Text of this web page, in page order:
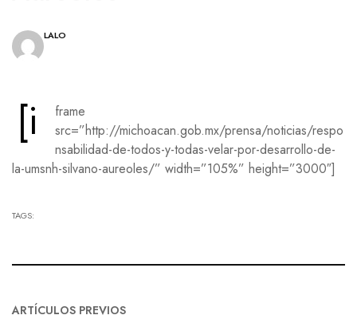
LALO
[i
frame
src=”http://michoacan.gob.mx/prensa/noticias/respo
nsabilidad-de-todos-y-todas-velar-por-desarrollo-de-
la-umsnh-silvano-aureoles/” width=”105%” height=”3000″]
TAGS:
ARTÍCULOS PREVIOS